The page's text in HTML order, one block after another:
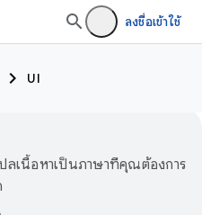
ลงชื่อเข้าใช้
UI
ลเนื้อหาเป็นภาษาที่คุณต้องการ